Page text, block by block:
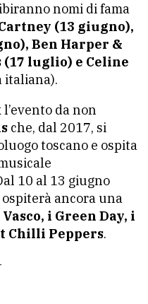
nomi di fama
(13 giugno),
Ben Harper &
luglio) e Celine
italiana).
da non
che, dal 2017, si
toscano e ospita
10 al 13 giugno
ancora una
Vasco, i Green Day, i
Chilli Peppers.